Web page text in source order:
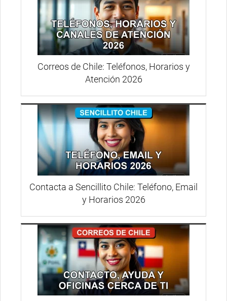
Correos de Chile: Teléfonos, Horarios y
Atención 2026
Contacta a Sencillito Chile: Teléfono, Email
y Horarios 2026